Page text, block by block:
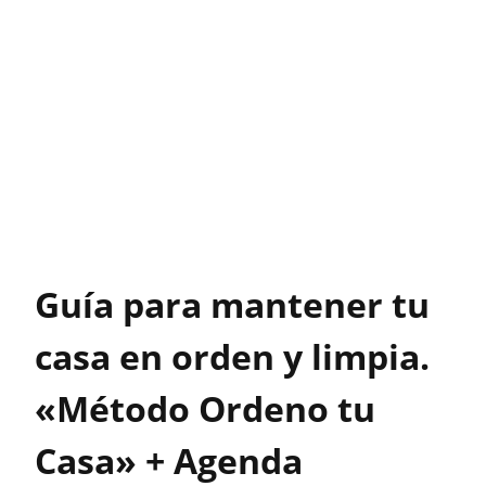
Guía para mantener tu
casa en orden y limpia.
«Método Ordeno tu
Casa» + Agenda